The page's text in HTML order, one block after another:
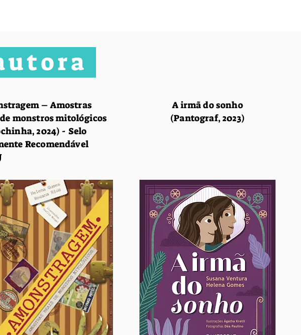
– Amostras
monstros mitológicos
2024) - Selo
Recomendável
A irmã do sonho
(Pantograf, 2023)